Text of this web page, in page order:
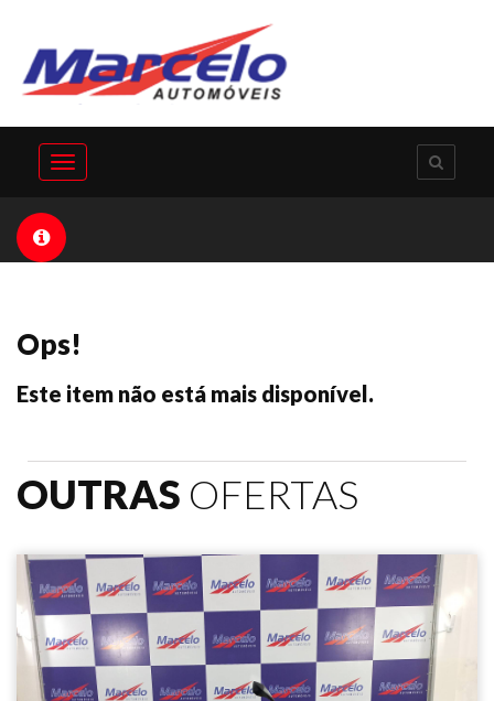
Toggle
navigation
Ops!
Este item não está mais disponível.
OUTRAS OFERTAS